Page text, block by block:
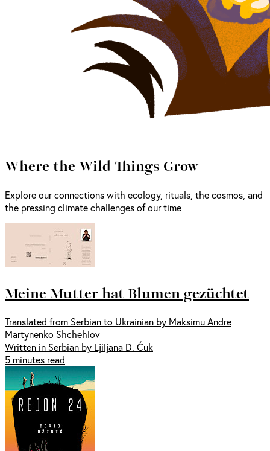
Where the Wild Things Grow
Explore our connections with ecology, rituals, the cosmos, and
the pressing climate challenges of our time
Meine Mutter hat Blumen gezüchtet
Translated from Serbian to Ukrainian by Maksimu Andre
Martynenko Shchehlov
Written in Serbian by Ljiljana D. Ćuk
5 minutes read